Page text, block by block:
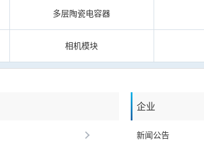
多层陶瓷电容器
相机模块
企业
新闻公告